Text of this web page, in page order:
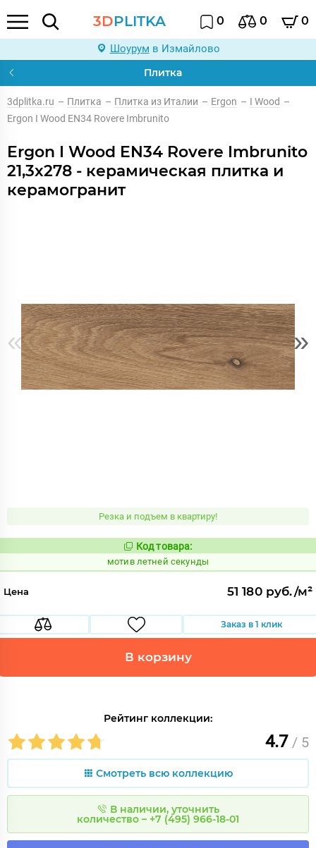
3DPLITKA 0 0 0
Шоурум в Измайлово
Плитка
3dplitka.ru – Плитка – Плитка из Италии – Ergon – I Wood –
Ergon I Wood EN34 Rovere Imbrunito
Ergon I Wood EN34 Rovere Imbrunito
21,3x278 - керамическая плитка и
керамогранит
« »
Резка и подъем в квартиру!
Код:
1037212
Код товара:
мотив летней секунды
Цена 51 180 руб./м²
Заказ в 1 клик
В корзину
Рейтинг коллекции:
4.7 / 5
Смотреть всю коллекцию
В наличии, уточнить
количество – +7 (495) 966-18-01